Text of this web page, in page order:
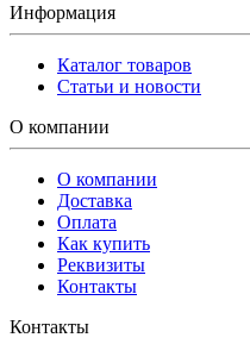
Информация
Каталог товаров
Статьи и новости
О компании
О компании
Доставка
Оплата
Как купить
Реквизиты
Контакты
Контакты